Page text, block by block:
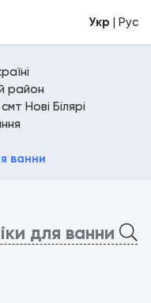
Укр | Рус
район
Нові Білярі
ванни
для ванни